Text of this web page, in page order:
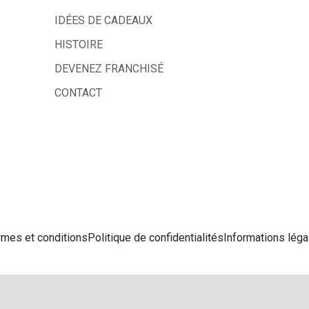
IDÉES DE CADEAUX
HISTOIRE
DEVENEZ FRANCHISÉ
CONTACT
et conditionsPolitique de confidentialitésInformations